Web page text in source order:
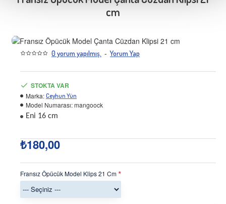
cm
0 yorum yapılmış. - Yorum Yap
₺180,00
STOKTA VAR
Marka: Ceyhun Yün
Model Numarası:mangoock
Eni 16 cm
Fransız Öpücük Model Klips 21 Cm